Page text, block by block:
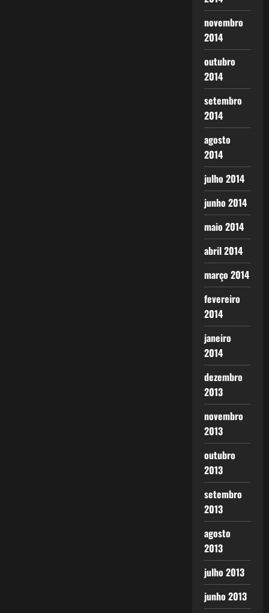
novembro
2014
outubro
2014
setembro
2014
agosto
2014
julho 2014
junho 2014
maio 2014
abril 2014
março 2014
fevereiro
2014
janeiro
2014
dezembro
2013
novembro
2013
outubro
2013
setembro
2013
agosto
2013
julho 2013
junho 2013